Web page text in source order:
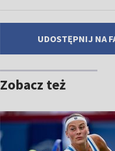
UDOSTĘPNIJ NA
Zobacz też